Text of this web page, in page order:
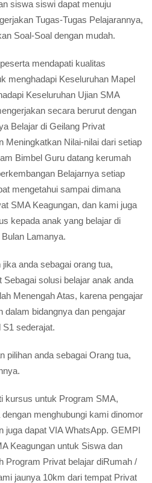
siswa siswi dapat menuju
Tugas-Tugas Pelajarannya,
Soal-Soal dengan mudah.
mendapati kualitas
menghadapi Keseluruhan Mapel
Keseluruhan Ujian SMA
secara berurut dengan
Belajar di Geilang Privat
Meningkatkan Nilai-nilai dari setiap
Bimbel Guru datang kerumah
Belajarnya setiap
mengetahui sampai dimana
SMA Keagungan, dan kami juga
kepada anak yang belajar di
Lamanya.
anda sebagai orang tua,
solusi belajar anak anda
Menengah Atas, karena pengajar
dalam bidangnya dan pengajar
sederajat.
pilihan anda sebagai Orang tua,
kursus untuk Program SMA,
menghubungi kami dinomor
juga dapat VIA WhatsApp. GEMPI
Keagungan untuk Siswa dan
Program Privat belajar diRumah /
jaunya 10km dari tempat Privat